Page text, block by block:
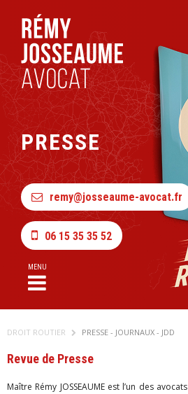
PRESSE
remy@josseaume-avocat.fr
06 15 35 35 52
MENU
DROIT ROUTIER PRESSE - JOURNAUX - JDD
Revue de Presse
Maître Rémy JOSSEAUME est l’un des avocats